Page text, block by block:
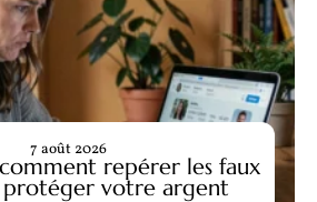
repérer les faux
votre argent
7 août 2026